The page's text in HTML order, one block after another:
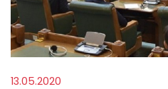
13.05.2020